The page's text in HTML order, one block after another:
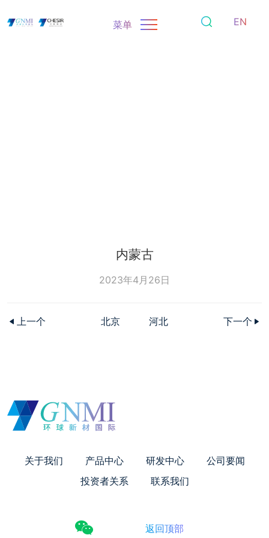
EN
菜单
内蒙古
2023年4月26日
上一个 北京 河北 下一个
关于我们 产品中心 研发中心
公司要闻
投资者关系
联系我们
返回顶部